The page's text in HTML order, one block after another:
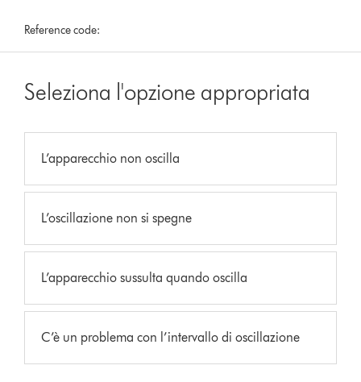
Reference code:
Seleziona l'opzione appropriata
L’apparecchio non oscilla
L’oscillazione non si spegne
L’apparecchio sussulta quando oscilla
C’è un problema con l’intervallo di oscillazione